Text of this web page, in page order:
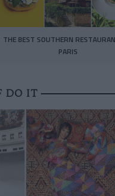
THE BEST SOUTHERN
PARIS
DO IT